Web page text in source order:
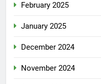
February 2025
January 2025
December 2024
November 2024